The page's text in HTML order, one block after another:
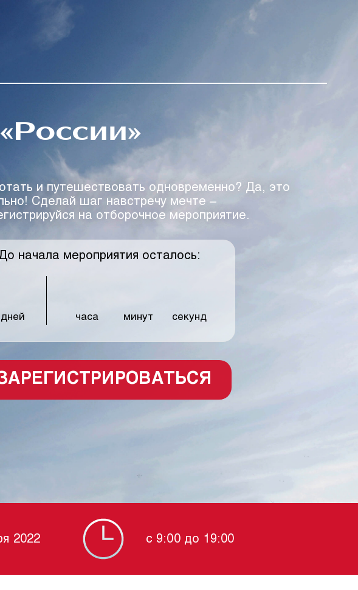
и путешествовать одновременно? Да, это
Сделай шаг навстречу мечте –
на отборочное мероприятие.
начала мероприятия осталось:
дней часа минут секунд
2022 с 9:00 до 19:00